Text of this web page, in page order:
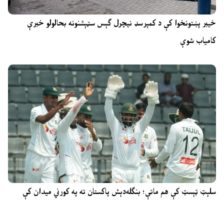
خیبر پښتونخوا کې د کمپرسډ نیچرل ګېس سټېشنونه بحالولو خبرې
کامیاب شوې
سلېټ ټېسټ کې هم ماتې؛ بنګله‌دېش پاکستان ته په کورني میدان کې